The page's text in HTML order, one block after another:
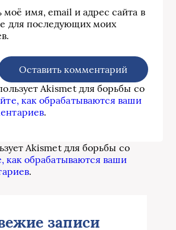
моё имя, email и адрес сайта в
для последующих моих
Akismet для борьбы со
как обрабатываются ваши
.
Akismet для борьбы со
как обрабатываются ваши
.
записи